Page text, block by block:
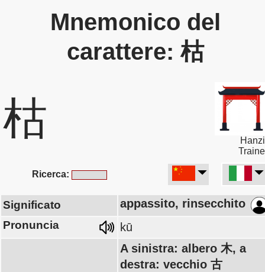
Mnemonico del
carattere: 枯
枯
Ricerca:
Significato appassito, rinsecchito
Pronuncia kū
A sinistra: albero 木, a
destra: vecchio 古